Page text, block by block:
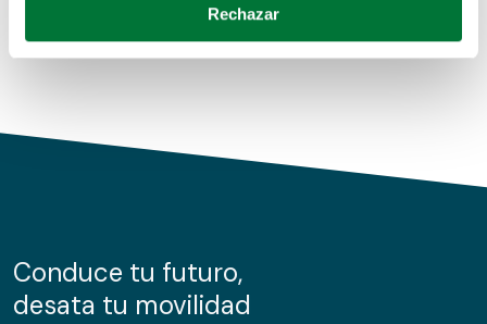
Obtenga más información sobre cómo se procesan sus
de cookies.
información sobre el uso que haga del sitio web con
nuestros partners de redes sociales, publicidad y análisis
Rechazar
Conduce tu futuro,
desata tu movilidad